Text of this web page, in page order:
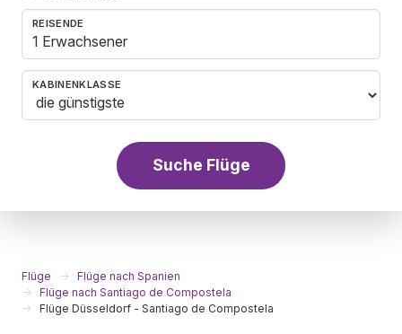
REISENDE
1 Erwachsener
KABINENKLASSE
Suche Flüge
Flüge
Flüge nach Spanien
Flüge nach Santiago de Compostela
Flüge Düsseldorf - Santiago de Compostela